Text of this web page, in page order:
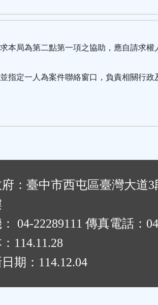
本局為第二點第一項之協助，應自請求權
指定一人為案件聯絡窗口，負責相關行政
：臺中市西屯區臺灣大道3
04-22289111 傳真電話：
114.11.28
期： 114.12.04